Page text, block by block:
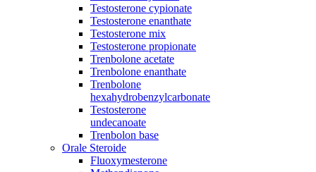
Testosterone cypionate
Testosterone enanthate
Testosterone mix
Testosterone propionate
Trenbolone acetate
Trenbolone enanthate
Trenbolone
hexahydrobenzylcarbonate
Testosterone
undecanoate
Trenbolon base
Orale Steroide
Fluoxymesterone